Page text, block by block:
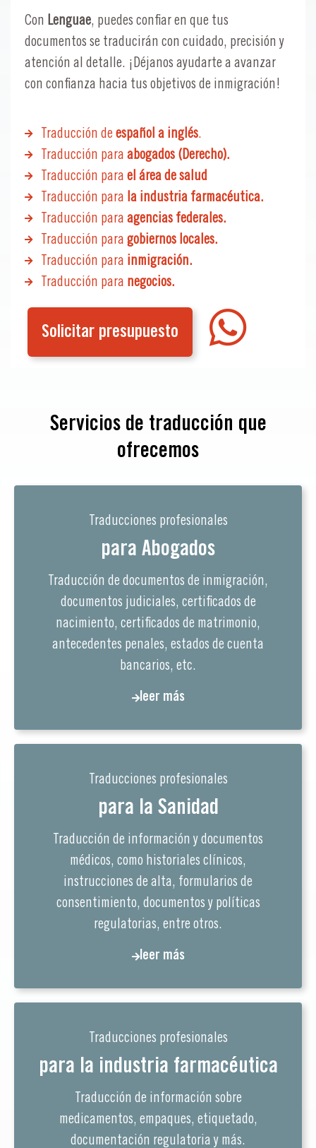
Con Lenguae, puedes confiar en que tus
documentos se traducirán con cuidado, precisión y
atención al detalle. ¡Déjanos ayudarte a avanzar
con confianza hacia tus objetivos de inmigración!
Traducción de español a inglés.
Traducción para abogados (Derecho).
Traducción para el área de salud
Traducción para la industria farmacéutica.
Traducción para agencias federales.
Traducción para gobiernos locales.
Traducción para inmigración.
Traducción para negocios.
Solicitar presupuesto
Servicios de traducción que
ofrecemos
Traducciones profesionales
para Abogados
Traducción de documentos de inmigración,
documentos judiciales, certificados de
nacimiento, certificados de matrimonio,
antecedentes penales, estados de cuenta
bancarios, etc.
leer más
Traducciones profesionales
para la Sanidad
Traducción de información y documentos
médicos, como historiales clínicos,
instrucciones de alta, formularios de
consentimiento, documentos y políticas
regulatorias, entre otros.
leer más
Traducciones profesionales
para la industria farmacéutica
Traducción de información sobre
medicamentos, empaques, etiquetado,
documentación regulatoria y más.